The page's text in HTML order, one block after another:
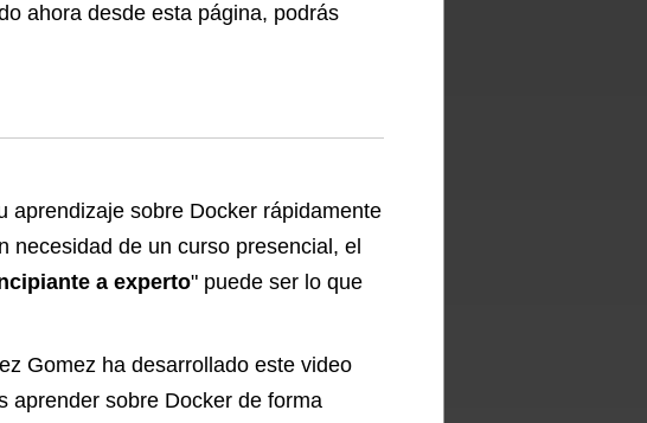
ahora desde esta página, podrás
aprendizaje sobre Docker rápidamente
necesidad de un curso presencial, el
a experto" puede ser lo que
Gomez ha desarrollado este video
aprender sobre Docker de forma